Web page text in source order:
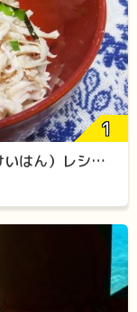
【シマッチュ直伝】超簡単！鶏飯（けいはん）レシピをご紹介します！